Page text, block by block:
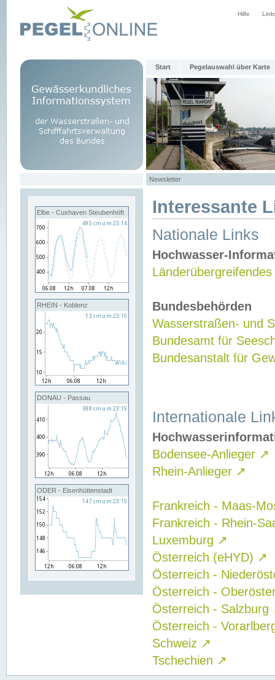
Hilfe
Start Pegelauswahl über Karte
Newsletter
Elbe - Cuxhaven Steubenhöft
RHEIN - Koblenz
DONAU - Passau
ODER - Eisenhüttenstadt
Interessante
Nationale Links
Hochwasser-
Bundesbehörden
Wasserstraßen- und
Bundesamt für
Bundesanstalt für
Internationale
Bodensee-Anlieger ↗
Rhein-Anlieger ↗
Frankreich - Maas-
Frankreich - Rhein-
Luxemburg ↗
Österreich (eHYD) ↗
Österreich -
Österreich -
Österreich - Salzburg
Österreich -
Schweiz ↗
Tschechien ↗